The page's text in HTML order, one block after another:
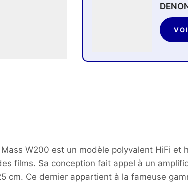
W200 est un modèle polyvalent HiFi
films. Sa conception fait appel à un
cm. Ce dernier appartient à la fameuse